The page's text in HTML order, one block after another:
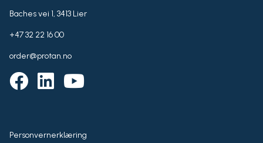
Baches vei 1, 3413 Lier
+47 32 22 16 00
order@protan.no
Personvernerklæring